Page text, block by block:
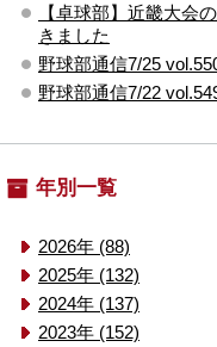
【卓球部】近畿大会
きました
野球部通信7/25
野球部通信7/22
年別一覧
2026年 (88)
2025年 (132)
2024年 (137)
2023年 (152)